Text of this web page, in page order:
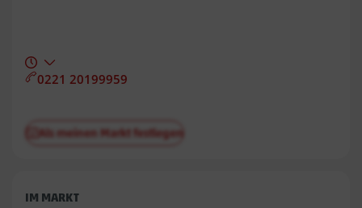
0221 20199959
Als meinen Markt festlegen
IM MARKT